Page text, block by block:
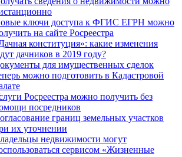
ключи доступа к ФГИС ЕГРН можно
на сайте Росреестра
конституция»: какие изменения
дачников в 2019 году?
для имущественных сделок
можно подготовить в Кадастровой
Росреестра можно получить без
посредников
границ земельных участков
их уточнении
недвижимости могут
сервисом «Жизненные